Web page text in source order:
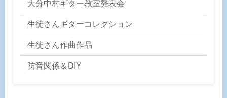
大分中村ギター教室発表会
生徒さんギターコレクション
生徒さん作曲作品
防音関係＆DIY